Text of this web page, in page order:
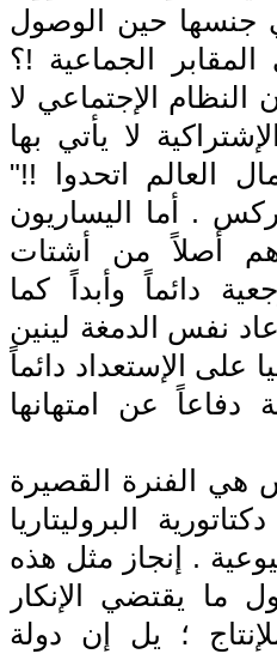
جنسها حين الوصول
الجماعية !؟
الإجتماعي لا
لا يأتي بها
العالم اتحدوا !!"
. أما اليساريون
أصلاً من أشتات
دائماً وأبداً كما
نفس الدمغة لينين
على الإستعداد دائماً
عن امتهانها
هي الفنرة القصيرة
البروليتاريا
. إنجاز مثل هذه
ما يقتضي الإنكار
؛ يل إن دولة